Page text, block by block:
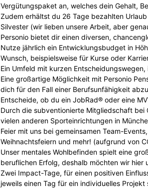
Vergütungspaket an, welches dein Gehalt,
Zudem erhältst du 26 Tage bezahlten
Silvester (wir lieben unsere Arbeit, aber
Personio bietet dir einen diversen,
Nutze jährlich ein Entwicklungsbudget in
Wunsch, beispielsweise für Kurse oder
Ein Umfeld mit kurzen
Eine großartige Möglichkeit mit Personio
dich für den Fall einer Berufsunfähigkeit
Entscheide, ob du ein JobRad® oder eine
Durch die subventionierte Mitgliedschaft
vielen anderen Sporteinrichtungen in
Feier mit uns bei gemeinsamen Team-
Weihnachtsfeiern und mehr! (aufgrund von
Unser mentales Wohlbefinden spielt eine
beruflichen Erfolg, deshalb möchten wir hier
Zwei Impact-Tage, für einen positiven
jeweils einen Tag für ein individuelles